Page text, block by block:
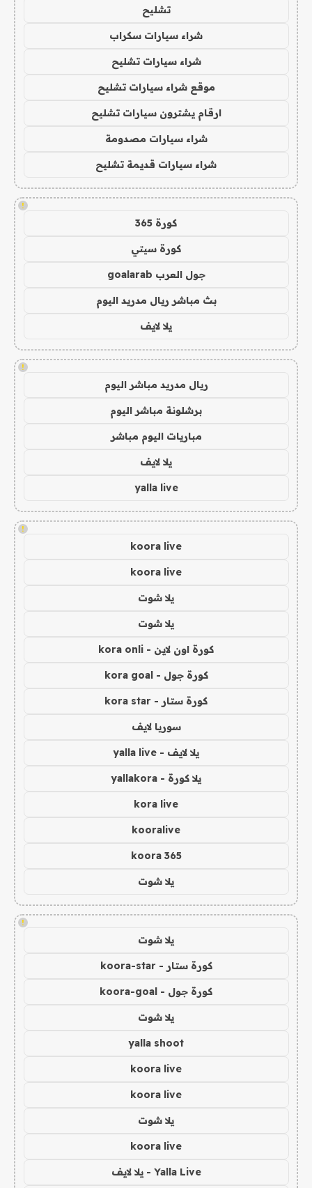
تشليح
شراء سيارات سكراب
شراء سيارات تشليح
موقع شراء سيارات تشليح
ارقام يشترون سيارات تشليح
شراء سيارات مصدومة
شراء سيارات قديمة تشليح
!
كورة 365
كورة سيتي
جول العرب goalarab
بث مباشر ريال مدريد اليوم
يلا لايف
!
ريال مدريد مباشر اليوم
برشلونة مباشر اليوم
مباريات اليوم مباشر
يلا لايف
yalla live
!
koora live
koora live
يلا شوت
يلا شوت
كورة اون لاين - kora onli
كورة جول - kora goal
كورة ستار - kora star
سوريا لايف
يلا لايف - yalla live
يلا كورة - yallakora
kora live
kooralive
koora 365
يلا شوت
!
يلا شوت
كورة ستار - koora-star
كورة جول - koora-goal
يلا شوت
yalla shoot
koora live
koora live
يلا شوت
koora live
Yalla Live - يلا لايف